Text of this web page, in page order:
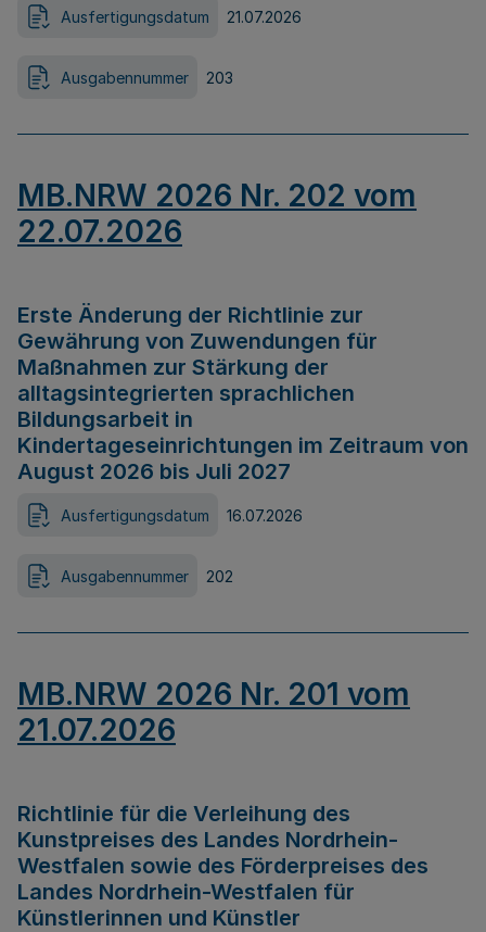
Ausfertigungsdatum 21.07.2026
Ausgabennummer 203
MB.NRW 2026 Nr. 202 vom
22.07.2026
Erste Änderung der Richtlinie zur
Gewährung von Zuwendungen für
Maßnahmen zur Stärkung der
alltagsintegrierten sprachlichen
Bildungsarbeit in
Kindertageseinrichtungen im Zeitraum von
August 2026 bis Juli 2027
Ausfertigungsdatum 16.07.2026
Ausgabennummer 202
MB.NRW 2026 Nr. 201 vom
21.07.2026
Richtlinie für die Verleihung des
Kunstpreises des Landes Nordrhein-
Westfalen sowie des Förderpreises des
Landes Nordrhein-Westfalen für
Künstlerinnen und Künstler